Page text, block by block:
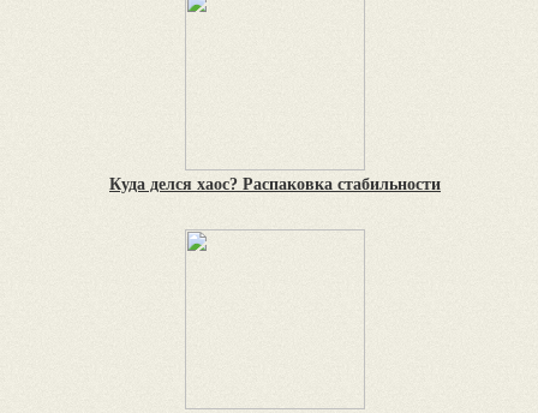
Куда делся хаос? Распаковка стабильности